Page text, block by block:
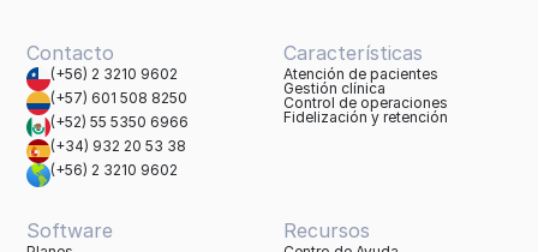
Contacto
(+56) 2 3210 9602
(+57) 601 508 8250
(+52) 55 5350 6966
(+34) 932 20 53 38
(+56) 2 3210 9602
Características
Atención de pacientes
Gestión clínica
Control de operaciones
Fidelización y retención
Software Recursos